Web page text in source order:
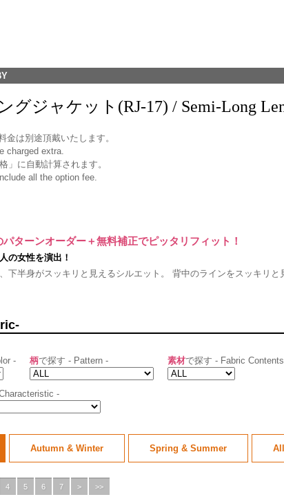
グジャケット(RJ-17) / Semi-Long
金は別途頂戴いたします。
charged extra.
」に自動計算されます。
all the option fee.
パターンオーダー＋無料補正でピッタリフィット！
の女性を演出！
下半身がスッキリと見えるシルエット。 背中のラインをスッキリと
- 柄で探す - Pattern - 素材で探す - Fabric
-
Autumn & Winter Spring & Summer
4 5 6 7 > >>